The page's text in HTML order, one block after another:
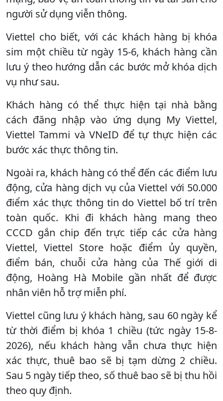
người sử dụng viễn thông.
Viettel cho biết, với các khách hàng bị khóa
sim một chiều từ ngày 15-6, khách hàng cần
lưu ý theo hướng dẫn các bước mở khóa dịch
vụ như sau.
Khách hàng có thể thực hiện tại nhà bằng
cách đăng nhập vào ứng dụng My Viettel,
Viettel Tammi và VNeID để tự thực hiện các
bước xác thực thông tin.
Ngoài ra, khách hàng có thể đến các điểm lưu
động, cửa hàng dịch vụ của Viettel với 50.000
điểm xác thực thông tin do Viettel bố trí trên
toàn quốc. Khi đi khách hàng mang theo
CCCD gắn chip đến trực tiếp các cửa hàng
Viettel, Viettel Store hoặc điểm ủy quyền,
điểm bán, chuỗi cửa hàng của Thế giới di
động, Hoàng Hà Mobile gần nhất để được
nhân viên hỗ trợ miễn phí.
Viettel cũng lưu ý khách hàng, sau 60 ngày kể
từ thời điểm bị khóa 1 chiều (tức ngày 15-8-
2026), nếu khách hàng vẫn chưa thực hiện
xác thực, thuê bao sẽ bị tạm dừng 2 chiều.
Sau 5 ngày tiếp theo, số thuê bao sẽ bị thu hồi
theo quy định.